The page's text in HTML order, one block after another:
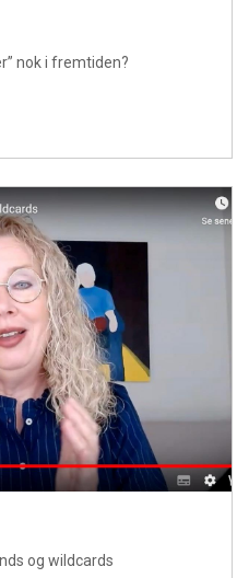
nok i fremtiden?
og wildcards